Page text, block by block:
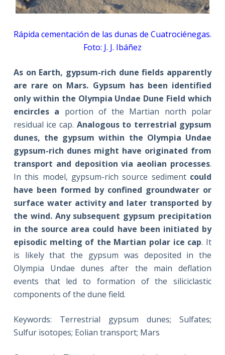
Rápida cementación de las dunas de Cuatrociénegas.
Foto: J. J. Ibáñez
As on Earth, gypsum-rich dune fields apparently
are rare on Mars. Gypsum has been identified
only within the Olympia Undae Dune Field which
encircles a portion of the Martian north polar
residual ice cap. Analogous to terrestrial gypsum
dunes, the gypsum within the Olympia Undae
gypsum-rich dunes might have originated from
transport and deposition via aeolian processes.
In this model, gypsum-rich source sediment could
have been formed by confined groundwater or
surface water activity and later transported by
the wind. Any subsequent gypsum precipitation
in the source area could have been initiated by
episodic melting of the Martian polar ice cap. It
is likely that the gypsum was deposited in the
Olympia Undae dunes after the main deflation
events that led to formation of the siliciclastic
components of the dune field.
Keywords: Terrestrial gypsum dunes; Sulfates;
Sulfur isotopes; Eolian transport; Mars